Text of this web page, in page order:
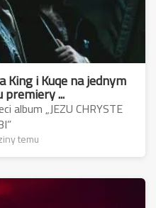
King i Kuqe na jednym
tracku w dniu premiery ...
album „JEZU CHRYSTE
temu